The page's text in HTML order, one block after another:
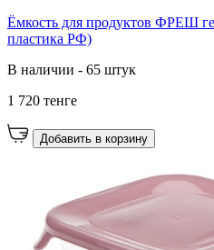
Ёмкость для продуктов ФРЕШ
пластика РФ)
В наличии - 65 штук
1 720 тенге
Добавить в корзину